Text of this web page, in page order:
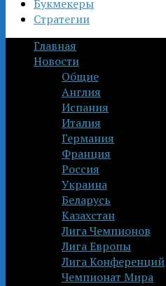
Букмекеры
Стратегии
Главная
Новости
Общие
Англия
Испания
Италия
Германия
Франция
Россия
Украина
Беларусь
Казахстан
Лига Чемпионов
Лига Европы
Лига Конференций
Чемпионат Мира